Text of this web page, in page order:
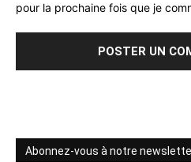
pour la prochaine fois que je
Abonnez-vous à notre